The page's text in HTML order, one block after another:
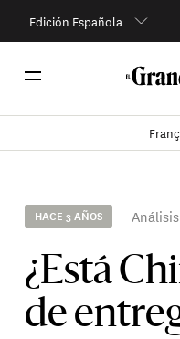
Edición Española
HACE 3 AÑOS Análisis
¿Está
de